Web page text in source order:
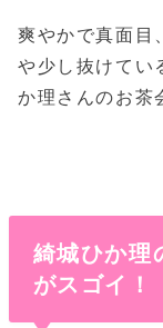
爽やかで真面目
や少し抜けてい
か理さんのお茶
綺城ひか理
がスゴイ！